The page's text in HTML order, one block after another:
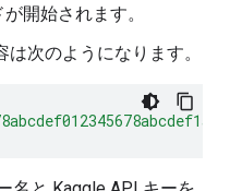
開始されます。
は次のようになります。